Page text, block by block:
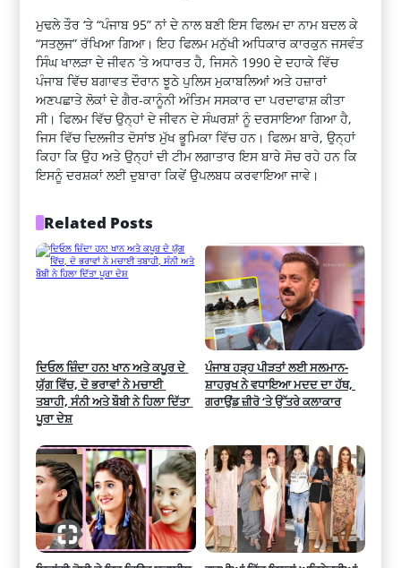
ਮੁਢਲੇ ਤੌਰ ‘ਤੇ “ਪੰਜਾਬ 95” ਨਾਂ ਦੇ ਨਾਲ ਬਣੀ ਇਸ ਫਿਲਮ ਦਾ ਨਾਮ ਬਦਲ ਕੇ
“ਸਤਲੁਜ” ਰੱਖਿਆ ਗਿਆ। ਇਹ ਫਿਲਮ ਮਨੁੱਖੀ ਅਧਿਕਾਰ ਕਾਰਕੁਨ ਜਸਵੰਤ
ਸਿੰਘ ਖਾਲੜਾ ਦੇ ਜੀਵਨ ‘ਤੇ ਅਧਾਰਤ ਹੈ, ਜਿਸਨੇ 1990 ਦੇ ਦਹਾਕੇ ਵਿੱਚ
ਪੰਜਾਬ ਵਿੱਚ ਬਗਾਵਤ ਦੌਰਾਨ ਝੂਠੇ ਪੁਲਿਸ ਮੁਕਾਬਲਿਆਂ ਅਤੇ ਹਜ਼ਾਰਾਂ
ਅਣਪਛਾਤੇ ਲੋਕਾਂ ਦੇ ਗੈਰ-ਕਾਨੂੰਨੀ ਅੰਤਿਮ ਸਸਕਾਰ ਦਾ ਪਰਦਾਫਾਸ਼ ਕੀਤਾ
ਸੀ। ਫਿਲਮ ਵਿੱਚ ਉਨ੍ਹਾਂ ਦੇ ਜੀਵਨ ਦੇ ਸੰਘਰਸ਼ਾਂ ਨੂੰ ਦਰਸਾਇਆ ਗਿਆ ਹੈ,
ਜਿਸ ਵਿੱਚ ਦਿਲਜੀਤ ਦੋਸਾਂਝ ਮੁੱਖ ਭੂਮਿਕਾ ਵਿੱਚ ਹਨ। ਫਿਲਮ ਬਾਰੇ, ਉਨ੍ਹਾਂ
ਕਿਹਾ ਕਿ ਉਹ ਅਤੇ ਉਨ੍ਹਾਂ ਦੀ ਟੀਮ ਲਗਾਤਾਰ ਇਸ ਬਾਰੇ ਸੋਚ ਰਹੇ ਹਨ ਕਿ
ਇਸਨੂੰ ਦਰਸ਼ਕਾਂ ਲਈ ਦੁਬਾਰਾ ਕਿਵੇਂ ਉਪਲਬਧ ਕਰਵਾਇਆ ਜਾਵੇ।
Related Posts
ਦਿਓਲ ਜ਼ਿੰਦਾ ਹਨ! ਖਾਨ ਅਤੇ ਕਪੂਰ ਦੇ
ਯੁੱਗ ਵਿੱਚ, ਦੋ ਭਰਾਵਾਂ ਨੇ ਮਚਾਈ
ਤਬਾਹੀ, ਸੰਨੀ ਅਤੇ ਬੌਬੀ ਨੇ ਹਿਲਾ ਦਿੱਤਾ
ਪੂਰਾ ਦੇਸ਼
ਪੰਜਾਬ ਹੜ੍ਹ ਪੀੜਤਾਂ ਲਈ ਸਲਮਾਨ-
ਸ਼ਾਹਰੁਖ ਨੇ ਵਧਾਇਆ ਮਦਦ ਦਾ ਹੱਥ,
ਗਰਾਉਂਡ ਜ਼ੀਰੋ ‘ਤੇ ਉੱਤਰੇ ਕਲਾਕਾਰ